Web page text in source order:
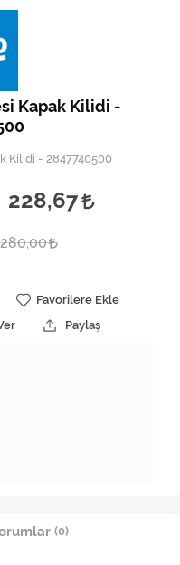
Kapak Kilidi -
Kilidi - 2847740500
228,67
280,00
Favorilere Ekle
Paylaş
(0)